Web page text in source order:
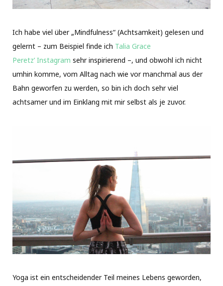
Ich habe viel über „Mindfulness“ (Achtsamkeit) gelesen und
gelernt – zum Beispiel finde ich Talia Grace
Peretz’ Instagram sehr inspirierend –, und obwohl ich nicht
umhin komme, vom Alltag nach wie vor manchmal aus der
Bahn geworfen zu werden, so bin ich doch sehr viel
achtsamer und im Einklang mit mir selbst als je zuvor.
Yoga ist ein entscheidender Teil meines Lebens geworden,